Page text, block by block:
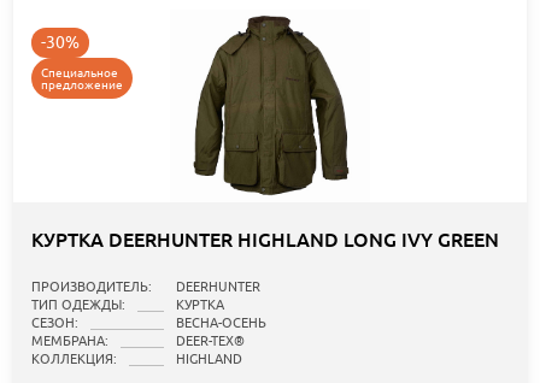
-30%
Специальное
предложение
КУРТКА DEERHUNTER HIGHLAND LONG IVY GREEN
ПРОИЗВОДИТЕЛЬ:
DEERHUNTER
ТИП ОДЕЖДЫ:
КУРТКА
СЕЗОН:
ВЕСНА-ОСЕНЬ
МЕМБРАНА:
DEER-TEX®
КОЛЛЕКЦИЯ:
HIGHLAND